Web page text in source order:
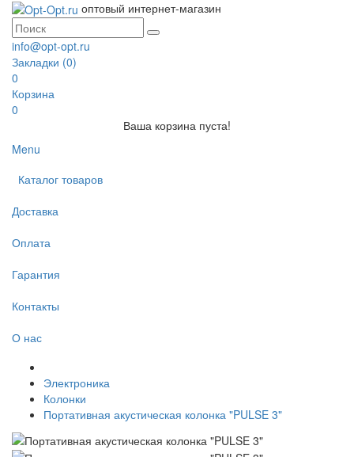
оптовый интернет-магазин
info@opt-opt.ru
Закладки (0)
0
Корзина
0
Ваша корзина пуста!
Menu
Каталог товаров
Доставка
Оплата
Гарантия
Контакты
О нас
Электроника
Колонки
Портативная акустическая колонка "PULSE 3"